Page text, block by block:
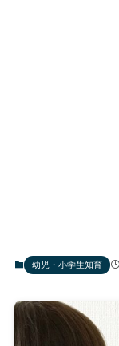
幼児・小学生知育